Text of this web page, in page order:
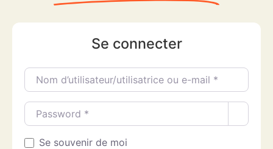
Se connecter
Nom d’utilisateur/utilisatrice ou e-mail*
Password*
Se souvenir de moi